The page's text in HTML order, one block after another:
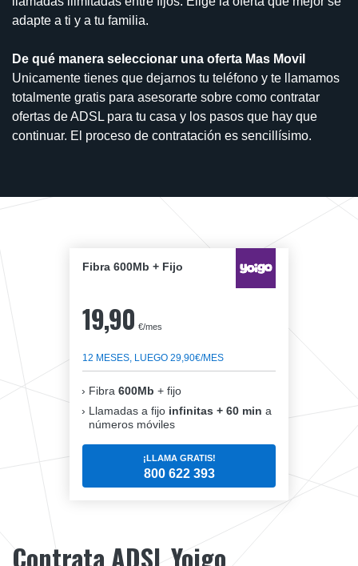
adapte a ti y a tu familia.
De qué manera seleccionar una oferta Mas Movil
Unicamente tienes que dejarnos tu teléfono y te llamamos
totalmente gratis para asesorarte sobre como contratar
ofertas de ADSL para tu casa y los pasos que hay que
continuar. El proceso de contratación es sencillísimo.
Fibra 600Mb + Fijo
19,90 €/mes
12 MESES, LUEGO 29,90€/MES
Fibra 600Mb + fijo
Llamadas a fijo infinitas + 60 min a
números móviles
¡LLAMA GRATIS!
800 622 393
Contrata ADSL Yoigo